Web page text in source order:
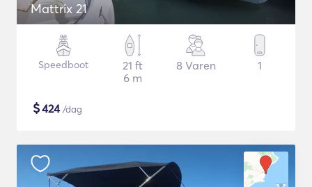
Mattrix 21
Speedboot
21 ft
6 m
8 Varen 1
$424/dag